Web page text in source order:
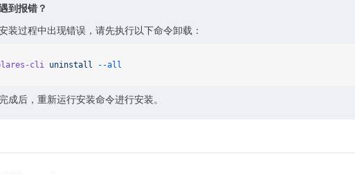
到报错？
装过程中出现错误，请先执行以下命令卸载：
cli uninstall --all
成后，重新运行安装命令进行安装。